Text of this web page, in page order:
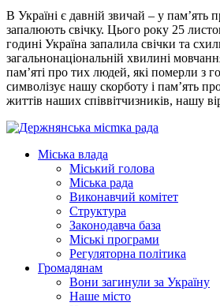
В Україні є давній звичай – у
запалюють свічку. Цього року 25
годині Україна запалила свічки та
загальнонаціональній хвилині
пам’яті про тих людей, які померли з
символізує нашу скорботу і пам’ять
життів наших співвітчизників, нашу
Міська влада
Міський голова
Міська рада
Виконавчий комітет
Структура
Законодавча база
Міські програми
Регуляторна політика
Громадянам
Вони загинули за Україну
Наше місто